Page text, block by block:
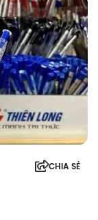
CHIA SẺ